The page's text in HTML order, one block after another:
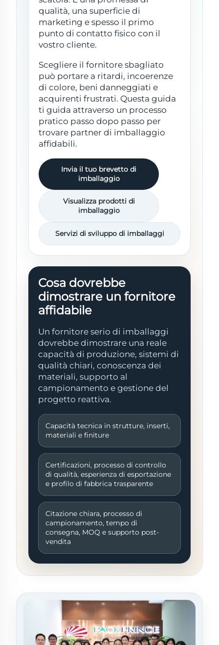
qualità, una superficie di
marketing e spesso il primo
punto di contatto fisico con il
vostro cliente.
Scegliere il fornitore sbagliato
può portare a ritardi, incoerenze
di colore, beni danneggiati e
acquirenti frustrati. Questa guida
ti guida attraverso un processo
pratico passo dopo passo per
trovare partner di imballaggio
affidabili.
Invia il tuo brevetto di
imballaggio
Visualizza prodotti di
imballaggio
Servizi di sviluppo di imballaggi
Cosa dovrebbe
dimostrare un fornitore
affidabile
Un fornitore serio di imballaggi
dovrebbe dimostrare una reale
capacità di produzione, sistemi di
qualità chiari, conoscenza dei
materiali, supporto al
campionamento e gestione del
progetto reattiva.
Capacità tecnica in strutture, inserti,
materiali e finiture
Certificazioni, processo di controllo
di qualità, esperienza di esportazione
e profilo di fabbrica trasparente
Citazione chiara, processo di
campionamento, tempo di
consegna, MOQ e supporto post-
vendita